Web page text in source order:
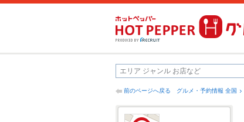
前のページへ戻る グルメ・予約情報 全国